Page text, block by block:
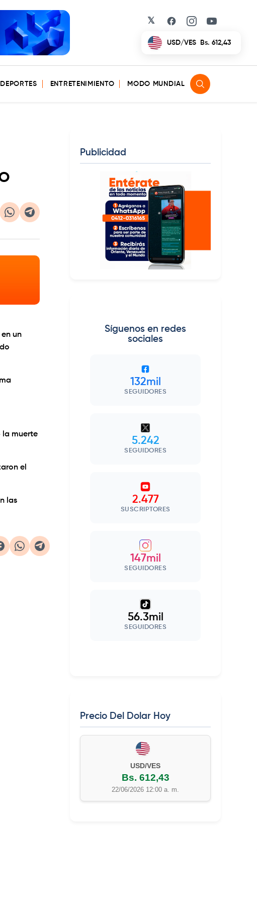
𝕏 Facebook
Instagram
YouTube
EUR/VES Bs. 702,42
DEPORTES ENTRETENIMIENTO MODO MUNDIAL
un
la muerte
el
las
Publicidad
Síguenos en redes
sociales
132mil
SEGUIDORES
5.242
SEGUIDORES
2.477
SUSCRIPTORES
147mil
SEGUIDORES
56.3mil
SEGUIDORES
Precio Del Dolar Hoy
EUR/VES
Bs. 702,42
22/06/2026 12:00 a. m.